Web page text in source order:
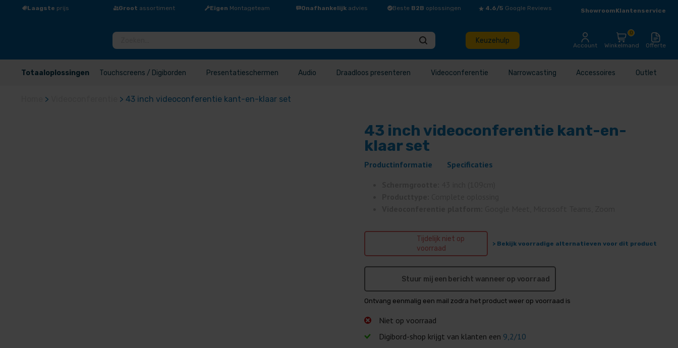
Laagste prijs Groot assortiment Eigen Montageteam Onafhankelijk advies Beste B2B oplossingen 4.6/5 Google Reviews ShowroomKlantenservice
Keuzehulp
Account Winkelmand
0
Offerte
Totaaloplossingen Touchscreens / Digiborden Presentatieschermen Audio Draadloos presenteren Videoconferentie Narrowcasting Accessoires Outlet
> > 43 inch videoconferentie kant-en-klaar set
43 inch videoconferentie kant-en-
klaar set
Productinformatie
Specificaties
Tijdelijk niet op
voorraad
> Bekijk voorradige alternatieven voor dit product
Stuur mij een bericht wanneer op voorraad
Ontvang eenmalig een mail zodra het product weer op voorraad is
Niet op voorraad
Digibord-shop krijgt van klanten een 9,2/10